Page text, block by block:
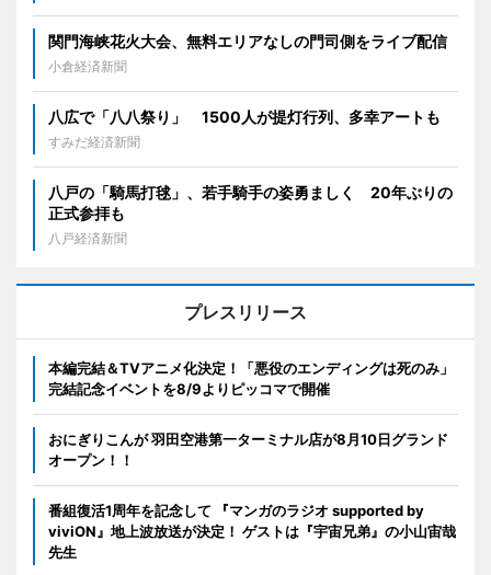
関門海峡花火大会、無料エリアなしの門司側をライブ配信
小倉経済新聞
八広で「八八祭り」 1500人が提灯行列、多幸アートも
すみだ経済新聞
八戸の「騎馬打毬」、若手騎手の姿勇ましく 20年ぶりの
正式参拝も
八戸経済新聞
プレスリリース
本編完結＆TVアニメ化決定！「悪役のエンディングは死のみ」
完結記念イベントを8/9よりピッコマで開催
おにぎりこんが 羽田空港第一ターミナル店が8月10日グランド
オープン！！
番組復活1周年を記念して 『マンガのラジオ supported by
viviON』地上波放送が決定！ ゲストは『宇宙兄弟』の小山宙哉
先生